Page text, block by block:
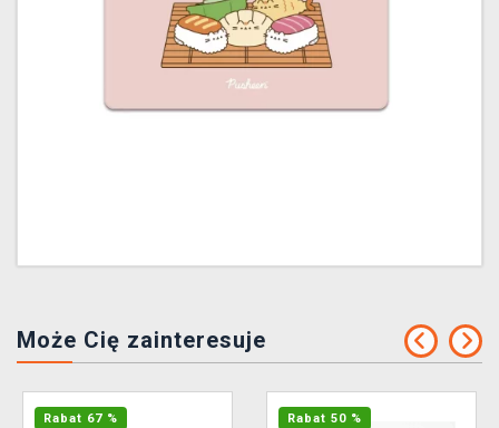
Może Cię zainteresuje
Rabat 67 % Rabat 50 %